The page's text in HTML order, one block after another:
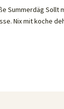
Summerdäg Sollt
Nix mit koche